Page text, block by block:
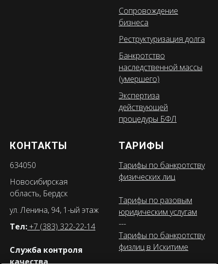
Сопровождение
бизнеса
Реструктуризация долга
Банкротство
наследственной массы
(умершего)
Экспертиза
действующей
процедуры БФЛ
КОНТАКТЫ
634050
Новосибирская
область, Бердск
ул. Ленина, 94, 1-ый этаж
Тел:+7 (383) 322-22-14
Служба контроля
качества
ТАРИФЫ
Тарифы по банкротству
физических лиц
Тарифы по разовым
юридическим услугам
---
Тарифы по банкротству
физлиц в Искитиме